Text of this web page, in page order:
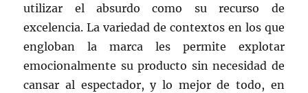
utilizar el absurdo como su recurso de
excelencia. La variedad de contextos en los que
engloban la marca les permite explotar
emocionalmente su producto sin necesidad de
cansar al espectador, y lo mejor de todo, en